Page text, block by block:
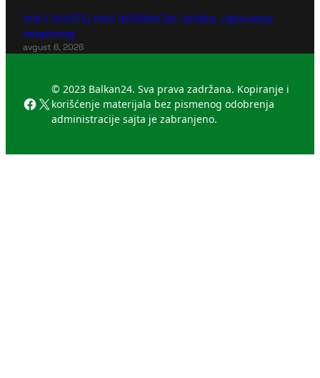
VUK I DOSITEJ KAO INSPIRACIJA: Izložba „Opisivanje
neopisivog
avgust 6, 2026
Facebook
X
© 2023 Balkan24. Sva prava zadržana. Kopiranje i
korišćenje materijala bez pismenog odobrenja
administracije sajta je zabranjeno.